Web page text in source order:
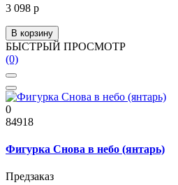
3 098 р
В корзину
БЫСТРЫЙ ПРОСМОТР
(0)
0
84918
Фигурка Снова в небо (янтарь)
Предзаказ